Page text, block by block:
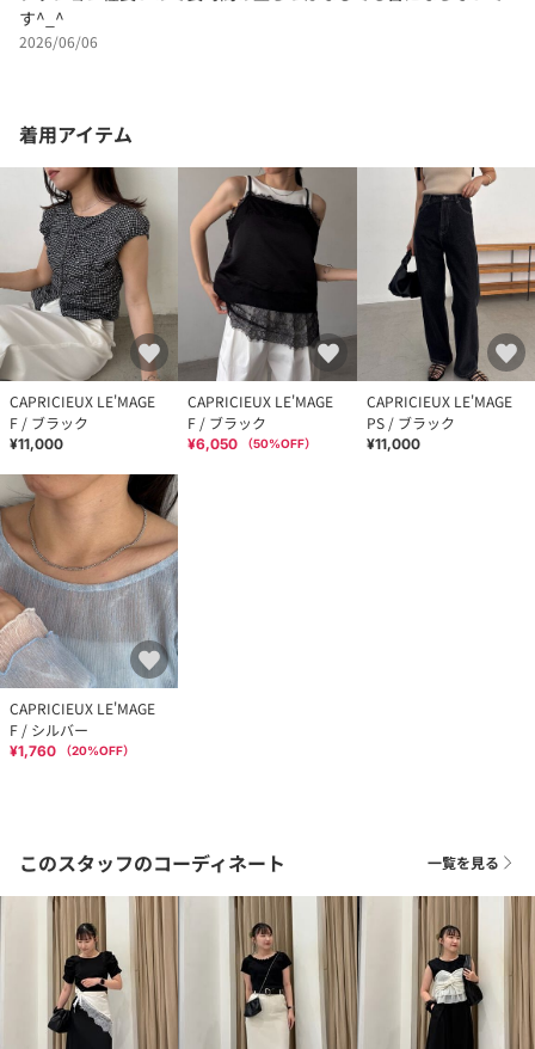
す^_^
2026/06/06
着用アイテム
CAPRICIEUX LE'MAGE
F / ブラック
¥11,000
CAPRICIEUX LE'MAGE
F / ブラック
¥6,050 （50%OFF）
CAPRICIEUX LE'MAGE
PS / ブラック
¥11,000
CAPRICIEUX LE'MAGE
F / シルバー
¥1,760 （20%OFF）
このスタッフのコーディネート 一覧を見る